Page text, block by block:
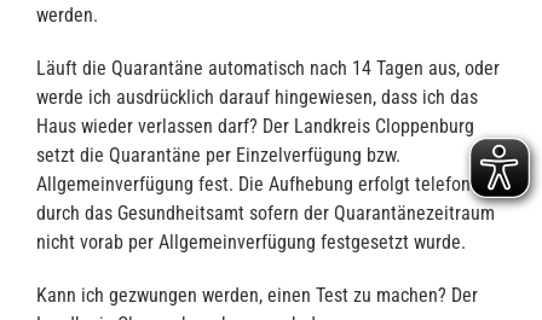
werden.
Läuft die Quarantäne automatisch nach 14 Tagen aus, oder
werde ich ausdrücklich darauf hingewiesen, dass ich das
Haus wieder verlassen darf? Der Landkreis Cloppenburg
setzt die Quarantäne per Einzelverfügung bzw.
Allgemeinverfügung fest. Die Aufhebung erfolgt telefonisch
durch das Gesundheitsamt sofern der Quarantänezeitraum
nicht vorab per Allgemeinverfügung festgesetzt wurde.
Kann ich gezwungen werden, einen Test zu machen? Der